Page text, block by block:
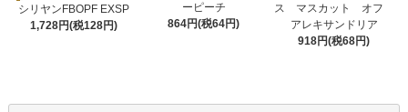
シリヤンFBOPF EXSP
1,728円(税128円)
ーピーチ
864円(税64円)
ス マスカット オフ
アレキサンドリア
918円(税68円)